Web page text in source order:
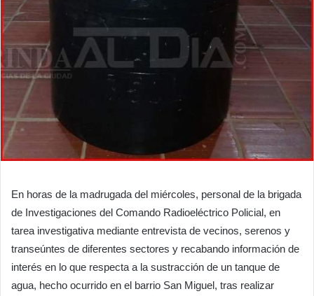
En horas de la madrugada del miércoles, personal de la brigada
de Investigaciones del Comando Radioeléctrico Policial, en
tarea investigativa mediante entrevista de vecinos, serenos y
transeúntes de diferentes sectores y recabando información de
interés en lo que respecta a la sustracción de un tanque de
agua, hecho ocurrido en el barrio San Miguel, tras realizar